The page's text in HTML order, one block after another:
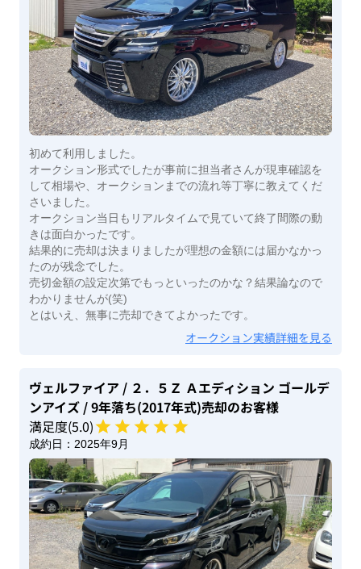
初めて利用しました。
オークション形式でしたが事前に担当者さんが現車確認を
して相場や、オークションまでの流れ等丁寧に教えてくだ
さいました。
オークション当日もリアルタイムで見ていて終了間際の動
きは面白かったです。
結果的に売却は決まりましたが理想の金額には届かなかっ
たのが残念でした。
売切金額の設定次第でもっといったのかな？結果論なので
わかりませんが(笑)
とはいえ、無事に売却できてよかったです。
オークション実績詳細を見る
ヴェルファイア / ２．５Ｚ Ａエディション ゴールデ
ンアイズ / 9年落ち(2017年式)売却のお客様
満足度(5.0)
成約日： 2025年9月